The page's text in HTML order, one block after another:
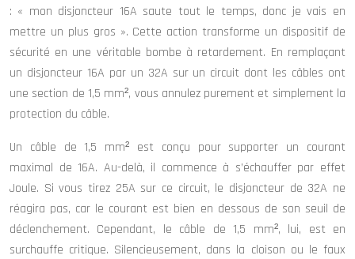
: « mon disjoncteur 16A saute tout le temps, donc je vais en
mettre un plus gros ». Cette action transforme un dispositif de
sécurité en une véritable bombe à retardement. En remplaçant
un disjoncteur 16A par un 32A sur un circuit dont les câbles ont
une section de 1,5 mm², vous annulez purement et simplement la
protection du câble.
Un câble de 1,5 mm² est conçu pour supporter un courant
maximal de 16A. Au-delà, il commence à s’échauffer par effet
Joule. Si vous tirez 25A sur ce circuit, le disjoncteur de 32A ne
réagira pas, car le courant est bien en dessous de son seuil de
déclenchement. Cependant, le câble de 1,5 mm², lui, est en
surchauffe critique. Silencieusement, dans la cloison ou le faux